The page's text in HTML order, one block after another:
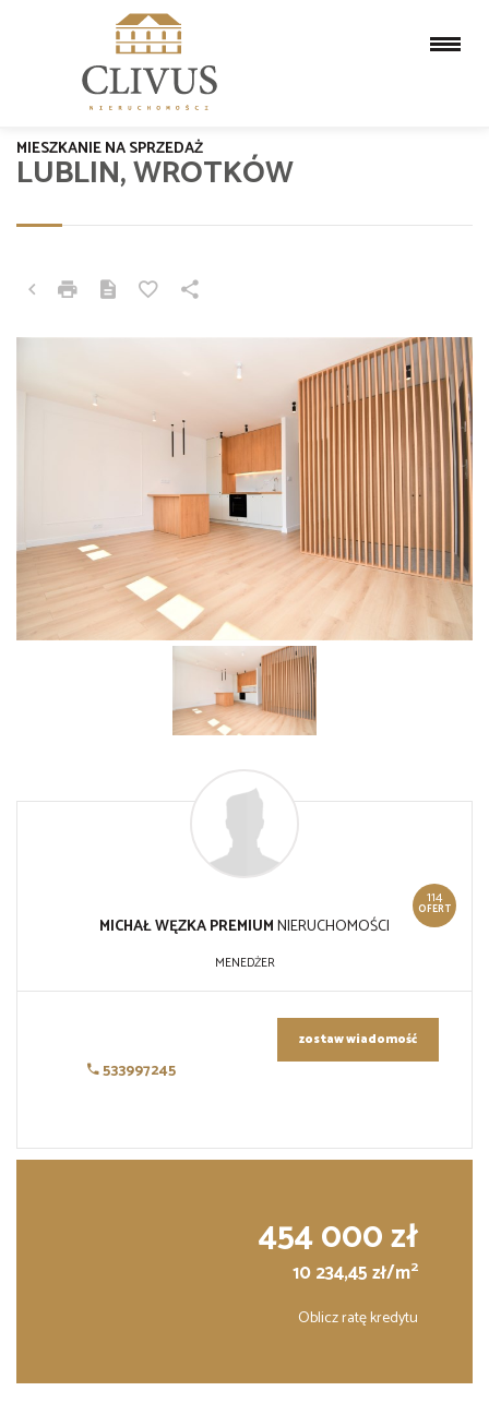
LUBLIN, WROTKÓW
MIESZKANIE NA SPRZEDAŻ
114
OFERT
MICHAŁ WĘZKA PREMIUMNIERUCHOMOŚCI
MENEDŻER
533997245
zostaw wiadomość
454 000 zł
10 234,45 zł/m2
Oblicz ratę kredytu